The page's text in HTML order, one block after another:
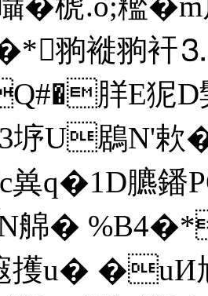
翑褷翑
羘E狔D
垿U鶋N'
兾q�1D臕
�
擭u� �uИ